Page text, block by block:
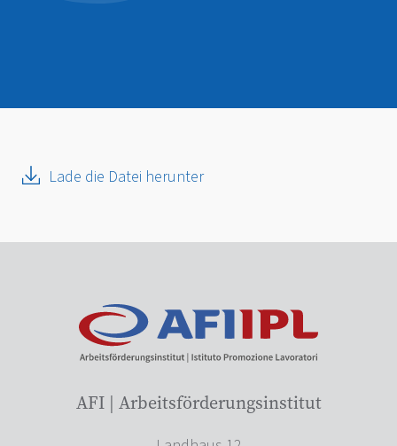
Lade die Datei herunter
AFI | Arbeitsförderungsinstitut